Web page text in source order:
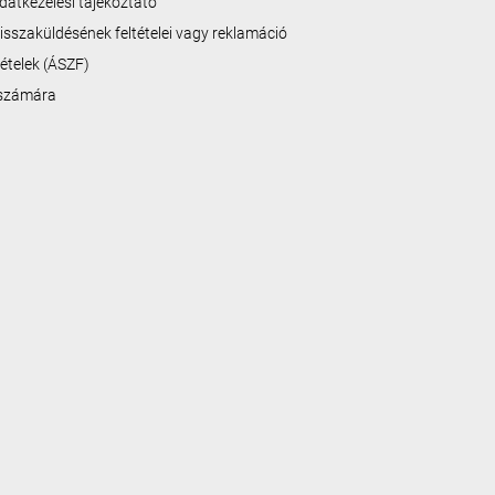
feltételei vagy reklamáció
(ÁSZF)